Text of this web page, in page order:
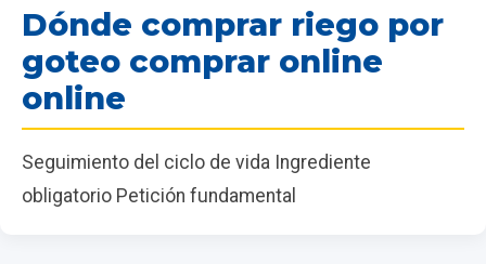
Dónde comprar riego por
goteo comprar online
online
Seguimiento del ciclo de vida Ingrediente
obligatorio Petición fundamental